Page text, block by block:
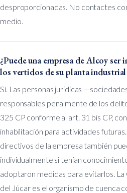
desproporcionadas. No contactes
medio.
¿Puede una empresa de Alcoy
los vertidos de su planta
Sí. Las personas jurídicas
responsables penalmente de los
325 CP conforme al art. 31 bis CP,
inhabilitación para actividades
directivos de la empresa también
individualmente si tenían
adoptaron medidas para evitarlos.
del Júcar es el organismo de cuenca